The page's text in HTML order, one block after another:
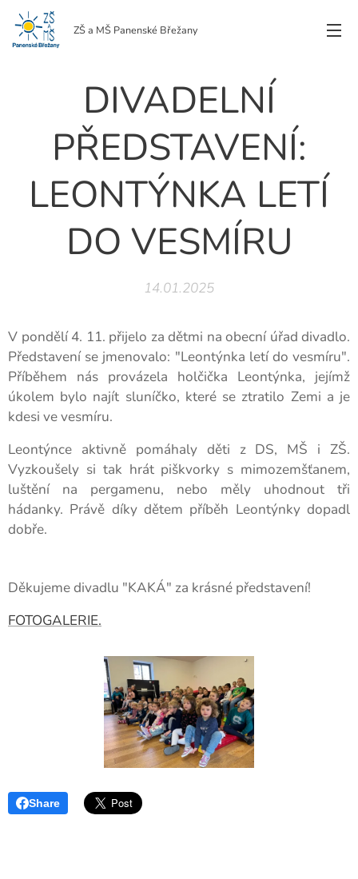
ZŠ a MŠ Panenské Břežany
DIVADELNÍ
PŘEDSTAVENÍ:
LEONTÝNKA LETÍ
DO VESMÍRU
14.01.2025
V pondělí 4. 11. přijelo za dětmi na obecní úřad divadlo.
Představení se jmenovalo: "Leontýnka letí do vesmíru".
Příběhem nás provázela holčička Leontýnka, jejímž
úkolem bylo najít sluníčko, které se ztratilo Zemi a je
kdesi ve vesmíru.
Leontýnce aktivně pomáhaly děti z DS, MŠ i ZŠ.
Vyzkoušely si tak hrát piškvorky s mimozemšťanem,
luštění na pergamenu, nebo měly uhodnout tři
hádanky. Právě díky dětem příběh Leontýnky dopadl
dobře.
Děkujeme divadlu "KAKÁ" za krásné představení!
FOTOGALERIE.
Share